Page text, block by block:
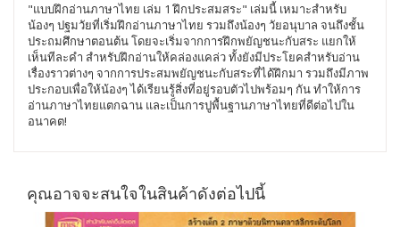
"แบบฝึกอ่านภาษาไทย เล่ม 1 ฝึกประสมสระ" เล่มนี้ เหมาะสำหรับ
น้องๆ ปฐมวัยที่เริ่มฝึกอ่านภาษาไทย รวมถึงน้องๆ วัยอนุบาล จนถึงชั้น
ประถมศึกษาตอนต้น โดยจะเริ่มจากการฝึกพยัญชนะกับสระ แยกให้
เห็นทีละคำ สำหรับฝึกอ่านให้คล่องแคล่ว ทั้งยังมีประโยคสำหรับอ่าน
เรื่องราวต่างๆ จากการประสมพยัญชนะกับสระที่ได้ฝึกมา รวมถึงมีภาพ
ประกอบเพื่อให้น้องๆ ได้เรียนรู้สิ่งที่อยู่รอบตัวไปพร้อมๆ กัน ทำให้การ
อ่านภาษาไทยแตกฉาน และเป็นการปูพื้นฐานภาษาไทยที่ดีต่อไปใน
อนาคต!
คุณอาจจะสนใจในสินค้าดังต่อไปนี้